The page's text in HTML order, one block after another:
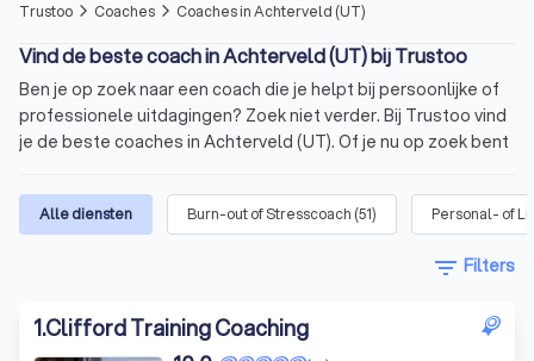
Trustoo arrow_forward_ios Coaches arrow_forward_ios Coaches in Achterveld (UT)
Vind de beste coach in Achterveld (UT) bij Trustoo
Ben je op zoek naar een coach die je helpt bij persoonlijke of
professionele uitdagingen? Zoek niet verder. Bij Trustoo vind
je de beste coaches in Achterveld (UT). Of je nu op zoek bent
Achterveld (UT), bij ons ben je er zeker van dat je een
gekwalificeerde coach vindt die past bij jouw behoeften.
voor je op een rij gezet. Deze coaches hebben een
gemiddelde Trustoo Score van 8.8 op basis van 1000+
Alle diensten Burn-out of Stresscoach (51) Personal- of
filter_list Filters
1.Clifford Training Coaching